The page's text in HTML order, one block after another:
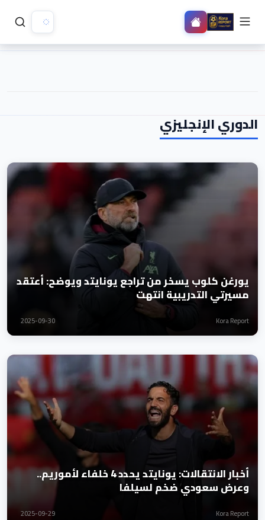
الدوري الإنجليزي
يورغن كلوب يسخر من تراجع يونايتد ويوضح: أعتقد
مسيرتي التدريبية انتهت
Kora Report
2025-09-30
أخبار الانتقالات: يونايتد يحدد 4 خلفاء لأموريم..
وعرض سعودي ضخم لسيلفا
Kora Report
2025-09-29